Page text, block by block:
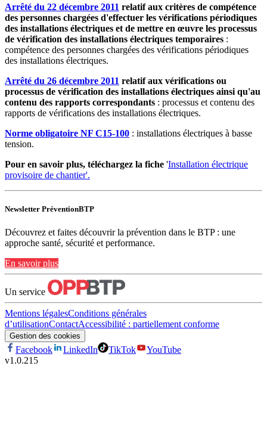
Arrêté du 22 décembre 2011 relatif aux critères de compétence
des personnes chargées d'effectuer les vérifications périodiques
des installations électriques et de mettre en œuvre les processus
de vérification des installations électriques temporaires :
compétence des personnes chargées des vérifications périodiques
des installations électriques.
Arrêté du 26 décembre 2011 relatif aux vérifications ou
processus de vérification des installations électriques ainsi qu'au
contenu des rapports correspondants : processus et contenu des
rapports de vérifications des installations électriques.
Norme obligatoire NF C15-100 : installations électriques à basse
tension.
Pour en savoir plus, téléchargez la fiche 'Installation électrique
provisoire de chantier'.
Newsletter PréventionBTP
Découvrez et faites découvrir la prévention dans le BTP : une
approche santé, sécurité et performance.
En savoir plus
Un service
Mentions légalesConditions générales
d’utilisationContactAccessibilité : partiellement conforme
Gestion des cookies
Facebook LinkedIn TikTok
YouTube
v1.0.215